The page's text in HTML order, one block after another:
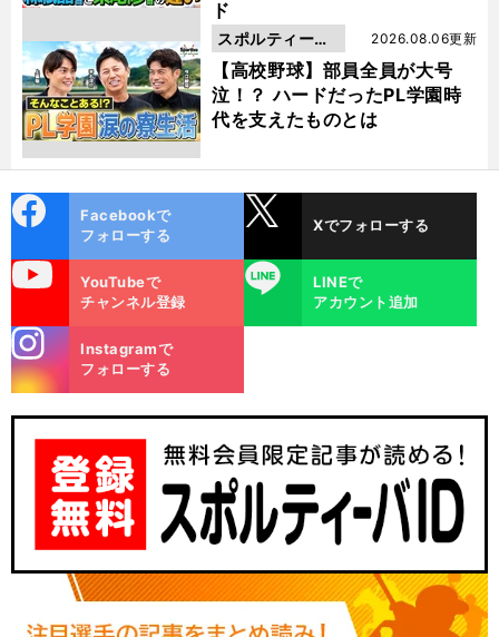
ド
【高校野球】部員全員が大号
泣！？ ハードだったPL学園時
代を支えたものとは
2026.08.06更新
スポルティーバ
動画
ok
Facebookで
フォローする
Xでフォローする
YouTubeで
チャンネル登録
LINE
LINEで
アカウント追加
m
Instagramで
フォローする